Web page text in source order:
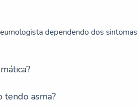
dependendo dos sintomas
asma?